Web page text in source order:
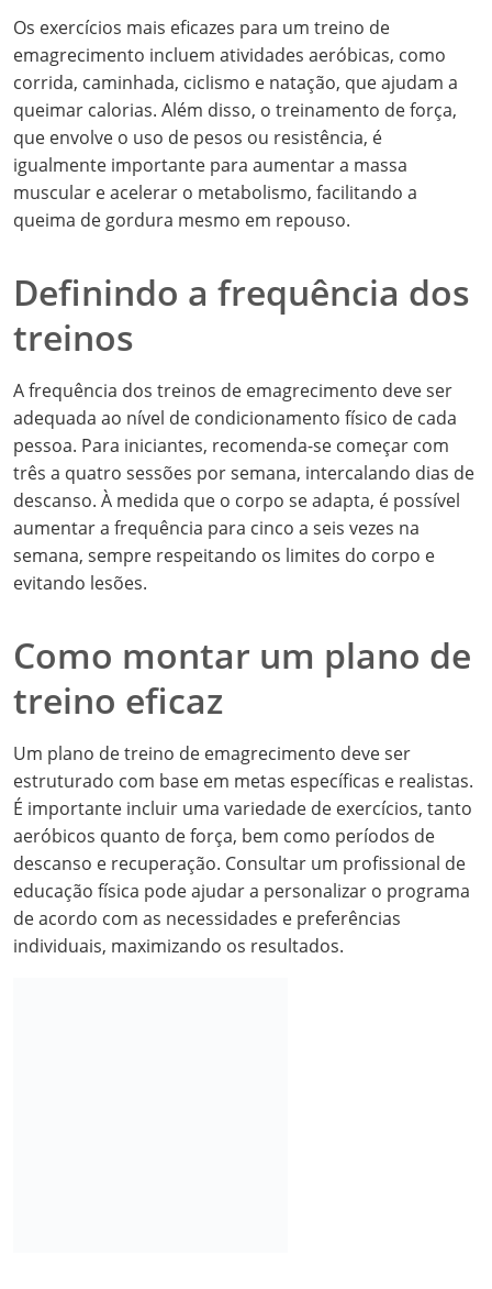
Os exercícios mais eficazes para um treino de
emagrecimento incluem atividades aeróbicas, como
corrida, caminhada, ciclismo e natação, que ajudam a
queimar calorias. Além disso, o treinamento de força,
que envolve o uso de pesos ou resistência, é
igualmente importante para aumentar a massa
muscular e acelerar o metabolismo, facilitando a
queima de gordura mesmo em repouso.
Definindo a frequência dos
treinos
A frequência dos treinos de emagrecimento deve ser
adequada ao nível de condicionamento físico de cada
pessoa. Para iniciantes, recomenda-se começar com
três a quatro sessões por semana, intercalando dias de
descanso. À medida que o corpo se adapta, é possível
aumentar a frequência para cinco a seis vezes na
semana, sempre respeitando os limites do corpo e
evitando lesões.
Como montar um plano de
treino eficaz
Um plano de treino de emagrecimento deve ser
estruturado com base em metas específicas e realistas.
É importante incluir uma variedade de exercícios, tanto
aeróbicos quanto de força, bem como períodos de
descanso e recuperação. Consultar um profissional de
educação física pode ajudar a personalizar o programa
de acordo com as necessidades e preferências
individuais, maximizando os resultados.